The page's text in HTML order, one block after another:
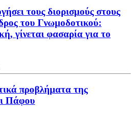
τους διορισμούς στους
του Γνωμοδοτικού:
γίνεται φασαρία για το
προβλήματα της
Πάφου